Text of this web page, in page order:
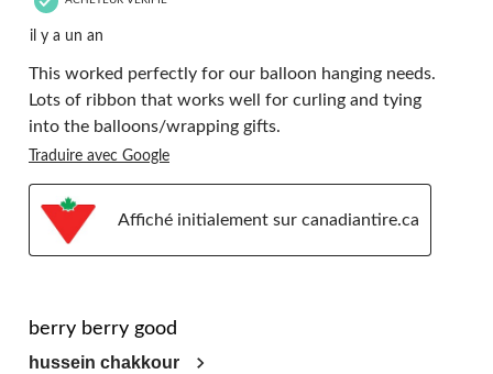
il y a un an
This worked perfectly for our balloon hanging needs.
Lots of ribbon that works well for curling and tying
into the balloons/wrapping gifts.
Traduire avec Google
Affiché initialement sur canadiantire.ca
berry berry good
hussein chakkour